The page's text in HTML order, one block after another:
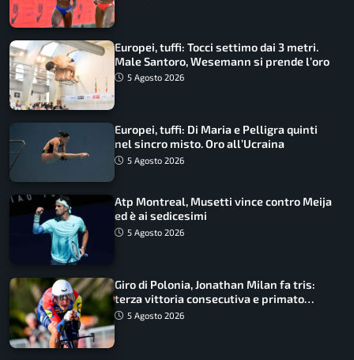
Europei, tuffi: Tocci settimo dai 3 metri.
Male Santoro, Wesemann si prende l’oro
5 Agosto 2026
Europei, tuffi: Di Maria e Pelligra quinti
nel sincro misto. Oro all’Ucraina
5 Agosto 2026
Atp Montreal, Musetti vince contro Meija
ed è ai sedicesimi
5 Agosto 2026
Giro di Polonia, Jonathan Milan fa tris:
terza vittoria consecutiva e primato
rafforzato
5 Agosto 2026